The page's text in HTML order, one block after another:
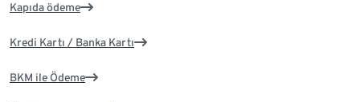
Kapıda ödeme
Kredi Kartı / Banka Kartı
BKM ile Ödeme